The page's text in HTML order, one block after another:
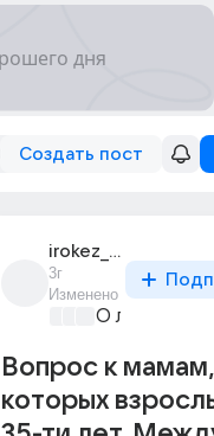
Создать пост
irokez_55
3г
Изменено
О любви без
Вопрос к
которых